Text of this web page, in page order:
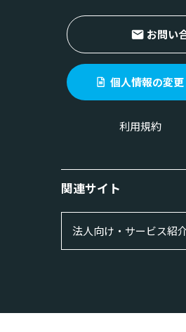
お問い
個人情報の変
利用規約
関連サイト
法人向け・サービス紹